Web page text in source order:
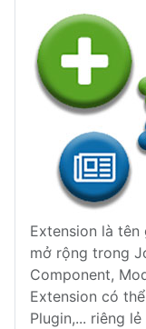
Extension là tên
mở rộng trong
Component,
Extension có
Plugin,... riêng